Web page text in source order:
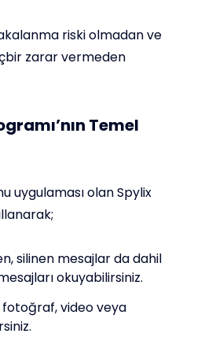
riski olmadan ve
zarar vermeden
Temel
uygulaması olan Spylix
silinen mesajlar da dahil
okuyabilirsiniz.
video veya